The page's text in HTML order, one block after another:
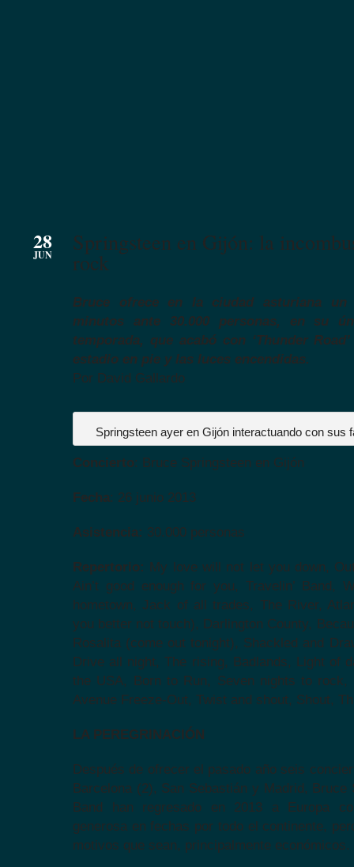
28
JUN Springsteen en Gijón: la
rock
Bruce ofrece en la ciudad asturiana
minutos ante 30.000 personas, en su
temporada, que acabó con ‘Thunder
estadio en pie y las luces encendidas.
Por David Gallardo
Springsteen ayer en Gijón interactuando con sus
Concierto: Bruce Springsteen en Gijón
Fecha: 26 junio 2013
Asistencia: 30.000 personas
Repertorio: My love will not let you down,
Ain’t good enough for you, Travelin’ Band,
hometown, Jack of all trades, The River,
you better not touch), Darlington County,
Rosalita (come out tonight), Shackled and
Drive all night, The rising, Badlands, Light of
the USA, Born to Run, Seven nights to rock,
Avenue Freeze-Out, Twist and shout, Shout,
LA PEREGRINACIÓN
Después de ofrecer el pasado año seis
Barcelona (2), San Sebastián y Madrid,
Band han regresado en 2013 a Europa
generosa en fechas por todo el continente,
motivos que sean, principalmente económicos.